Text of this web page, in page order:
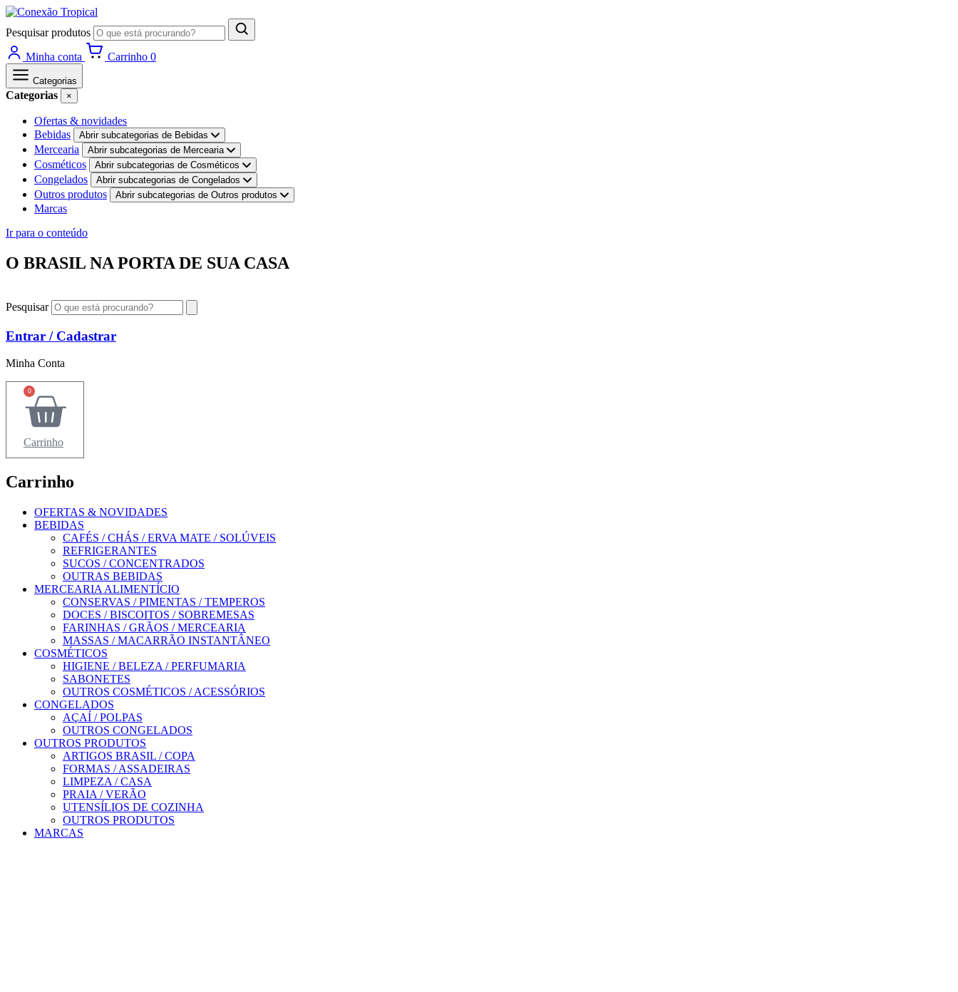
Pesquisar produtos
Minha conta
Carrinho 0
Categorias
Categorias ×
Ofertas & novidades
Bebidas
Abrir subcategorias de Bebidas
Mercearia Abrir subcategorias de Mercearia
Cosméticos Abrir subcategorias de Cosméticos
Congelados Abrir subcategorias de Congelados
Outros produtos Abrir subcategorias de Outros produtos
Marcas
Ir para o conteúdo
O BRASIL NA PORTA DE SUA CASA
Pesquisar
Entrar / Cadastrar
Minha Conta
0
Carrinho
Carrinho
OFERTAS & NOVIDADES
BEBIDAS
CAFÉS / CHÁS / ERVA MATE / SOLÚVEIS
REFRIGERANTES
SUCOS / CONCENTRADOS
OUTRAS BEBIDAS
MERCEARIA ALIMENTÍCIO
CONSERVAS / PIMENTAS / TEMPEROS
DOCES / BISCOITOS / SOBREMESAS
FARINHAS / GRÃOS / MERCEARIA
MASSAS / MACARRÃO INSTANTÂNEO
COSMÉTICOS
HIGIENE / BELEZA / PERFUMARIA
SABONETES
OUTROS COSMÉTICOS / ACESSÓRIOS
CONGELADOS
AÇAÍ / POLPAS
OUTROS CONGELADOS
OUTROS PRODUTOS
ARTIGOS BRASIL / COPA
FORMAS / ASSADEIRAS
LIMPEZA / CASA
PRAIA / VERÃO
UTENSÍLIOS DE COZINHA
OUTROS PRODUTOS
MARCAS